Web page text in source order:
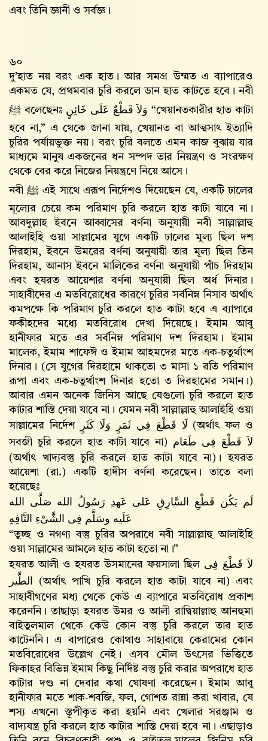
এবং তিনি জ্ঞানী ও সর্বজ্ঞ।
৬০
দু’হাত নয় বরং এক হাত। আর সমগ্র উম্মত এ ব্যাপারেও
একমত যে, প্রথমবার চুরি করলে ডান হাত কাটতে হবে। নবী
ﷺ বলেছেনঃ وَلاَ قَطْعٌ عَلَى خَائِنٍ “খেয়ানতকারীর হাত কাটা
হবে না,” এ থেকে জানা যায়, খেয়ানত বা আত্মসাৎ ইত্যাদি
চুরির পর্যায়ভুক্ত নয়। বরং চুরি বলতে এমন কাজ বুঝায় যার
মাধ্যমে মানুষ একজনের ধন সম্পদ তার নিয়ন্ত্রণ ও সংরক্ষণ
থেকে বের করে নিজের নিয়ন্ত্রণে নিয়ে আসে।
নবী ﷺ এই সাথে এরূপ নির্দেশও দিয়েছেন যে, একটি ঢালের
মূল্যের চেয়ে কম পরিমাণ চুরি করলে হাত কাটা যাবে না।
আবদুল্লাহ ইবনে আব্বাসের বর্ণনা অনুযায়ী নবী সাল্লাল্লাহু
আলাইহি ওয়া সাল্লামের যুগে একটি ঢালের মূল্য ছিল দশ
দিরহাম, ইবনে উমরের বর্ণনা অনুযায়ী তার মূল্য ছিল তিন
দিরহাম, আনাস ইবনে মালিকের বর্ণনা অনুযায়ী পাঁচ দিরহাম
এবং হযরত আয়েশার বর্ণনা অনুযায়ী ছিল অর্ধ দিনার।
সাহাবীদের এ মতবিরোধের কারণে চুরির সর্বনিম্ন নিসাব অর্থাৎ
কমপক্ষে কি পরিমাণ চুরি করলে হাত কাটা হবে এ ব্যাপারে
ফকীহদের মধ্যে মতবিরোধ দেখা দিয়েছে। ইমাম আবু
হানীফার মতে এর সর্বনিম্ন পরিমাণ দশ দিরহাম। ইমাম
মালেক, ইমাম শাফেঈ ও ইমাম আহমদের মতে এক-চতুর্থাংশ
দিনার। (সে যুগের দিরহামে থাকতো ৩ মাসা ১ রতি পরিমাণ
রূপা এবং এক-চতুর্থাংশ দিনার হতো ৩ দিরহামের সমান।)
আবার এমন অনেক জিনিস আছে যেগুলো চুরি করলে হাত
কাটার শাস্তি দেয়া যাবে না। যেমন নবী সাল্লাল্লাহু আলাইহি ওয়া
সাল্লামের নির্দেশ
لَا قَطْعَ فِي ثَمَرٍ وَلَا كَثَرٍ (অর্থাৎ ফল ও
সবজী চুরি করলে হাত কাটা যাবে না) لاَ قَطْعَ فِى طَعَام
(অর্থাৎ খাদ্যবস্তু চুরি করলে হাত কাটা যাবে না)। হযরত
আয়েশা (রা.) একটি হাদীস বর্ণনা করেছেন। তাতে বলা
হয়েছেঃ
لَم يَكُن قَطْعِ السَّارِقِ عَلى عَهدِ رَسُولُ الله صَلَّى الله
عَلَيه وسَلَّم فِى الشَّىْءِ التَّافِهِ
“তুচ্ছ ও নগণ্য বস্তু চুরির অপরাধে নবী সাল্লাল্লাহু আলাইহি
ওয়া সাল্লামের আমলে হাত কাটা হতো না।”
হযরত আলী ও হযরত উসমানের ফয়সালা ছিল لاَ قَطْعَ فِى
الطَّير
(অর্থাৎ পাখি চুরি করলে হাত কাটা যাবে না) এবং
সাহাবীগণের মধ্য থেকে কেউ এ ব্যাপারে মতবিরোধ প্রকাশ
করেননি। তাছাড়া হযরত উমর ও আলী রাদ্বিয়াল্লাহু আনহুমা
বাইতুলমাল থেকে কেউ কোন বস্তু চুরি করলে তার হাত
কাটেননি। এ বাপারেও কোথাও সাহাবায়ে কেরামের কোন
মতবিরোধের উল্লেখ নেই। এসব মৌল উৎসের ভিত্তিতে
ফিকাহর বিভিন্ন ইমাম কিছু নির্দিষ্ট বস্তু চুরি করার অপরাধে হাত
কাটার দণ্ড না দেবার কথা ঘোষণা করেছেন। ইমাম আবু
হানীফার মতে শাক-শবজি, ফল, গোশত রান্না করা খাবার, যে
শস্য এখনো স্তূপীকৃত করা হয়নি এবং খেলার সরঞ্জাম ও
বাদ্যযন্ত্র চুরি করলে হাত কাটার শাস্তি দেয়া হবে না। এছাড়াও